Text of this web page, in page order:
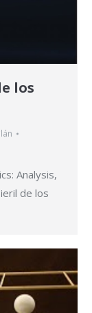
los
Analysis,
de los